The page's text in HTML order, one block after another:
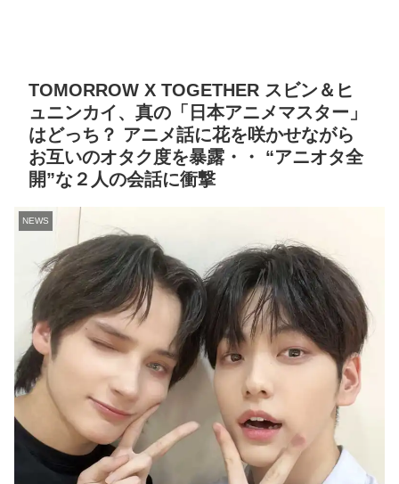
TOMORROW X TOGETHER スビン＆ヒ
ュニンカイ、真の「日本アニメマスター」
はどっち？ アニメ話に花を咲かせながら
お互いのオタク度を暴露・・ “アニオタ全
開”な２人の会話に衝撃
NEWS